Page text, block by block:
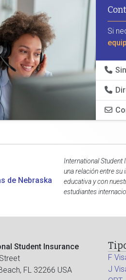
Si
de Nebraska
International
una relación entre
educativa y con
estudiantes
Student Insurance
FL 32266 USA
F
J